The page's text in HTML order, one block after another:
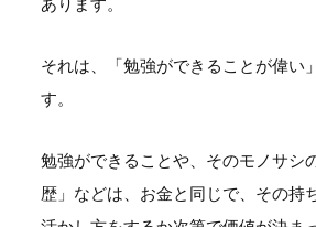
それは、「勉強ができることが偉い
す。
勉強ができることや、そのモノサシ
歴」などは、お金と同じで、その持